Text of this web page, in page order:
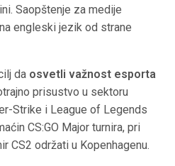
Saopštenje za medije
engleski jezik od strane
da osvetli važnost esporta
prisustvo u sektoru
Strike i League of Legends
CS:GO Major turnira, pri
CS2 održati u Kopenhagenu.